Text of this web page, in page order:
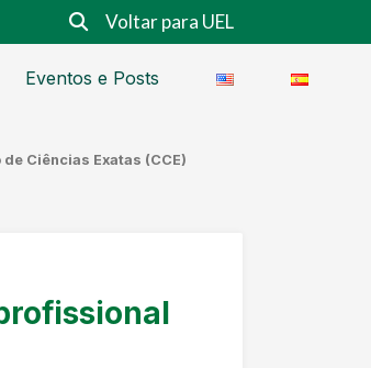
Voltar para UEL
Eventos e Posts
de Ciências Exatas (CCE)